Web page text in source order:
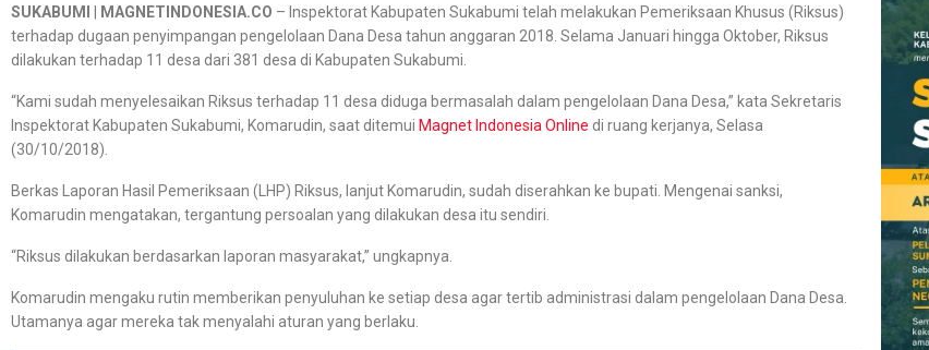
SUKABUMI MAGNETINDONESIA.CO – Inspektorat Kabupaten Sukabumi telah melakukan Pemeriksaan Khusus (Riksus)
terhadap dugaan penyimpangan pengelolaan Dana Desa tahun anggaran 2018. Selama Januari hingga Oktober, Riksus
dilakukan terhadap 11 desa dari 381 desa di Kabupaten Sukabumi.
“Kami sudah menyelesaikan Riksus terhadap 11 desa diduga bermasalah dalam pengelolaan Dana Desa,” kata Sekretaris
Inspektorat Kabupaten Sukabumi, Komarudin, saat ditemui Magnet Indonesia Online di ruang kerjanya, Selasa
(30/10/2018).
Berkas Laporan Hasil Pemeriksaan (LHP) Riksus, lanjut Komarudin, sudah diserahkan ke bupati. Mengenai sanksi,
Komarudin mengatakan, tergantung persoalan yang dilakukan desa itu sendiri.
“Riksus dilakukan berdasarkan laporan masyarakat,” ungkapnya.
Komarudin mengaku rutin memberikan penyuluhan ke setiap desa agar tertib administrasi dalam pengelolaan Dana Desa.
Utamanya agar mereka tak menyalahi aturan yang berlaku.